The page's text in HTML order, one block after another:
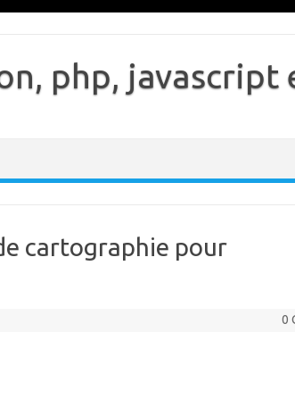
php, javascript
cartographie pour
0